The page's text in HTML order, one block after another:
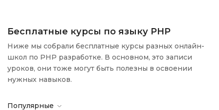
Бесплатные курсы по языку PHP
Ниже мы собрали бесплатные курсы разных онлайн-
школ по PHP разработке. В основном, это записи
уроков, они тоже могут быть полезны в освоении
нужных навыков.
Популярные